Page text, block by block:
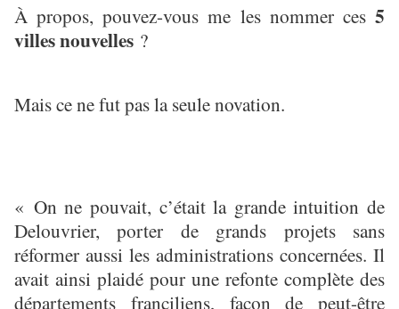
À propos, pouvez-vous me les nommer ces 5
villes nouvelles ?
Mais ce ne fut pas la seule novation.
« On ne pouvait, c’était la grande intuition de
Delouvrier, porter de grands projets sans
réformer aussi les administrations concernées. Il
avait ainsi plaidé pour une refonte complète des
départements franciliens, façon de peut-être